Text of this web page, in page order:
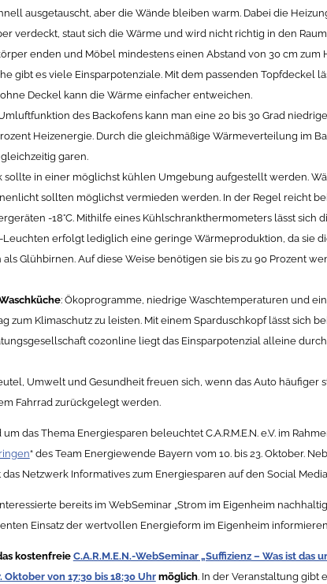
ausgetauscht, aber die Wände bleiben warm. Dabei die
verdeckt, staut sich die Wärme und wird nicht richtig in den
enden und Möbel mindestens einen Abstand von 30 cm zum
gibt es viele Einsparpotenziale. Mit dem passenden Topfdeckel
Deckel kann die Wärme einfacher entweichen.
des Backofens kann man eine 20 bis 30 Grad
Heizenergie. Durch die gleichmäßige Wärmeverteilung im
garen.
sollte in einer möglichst kühlen Umgebung aufgestellt werden.
sollten möglichst vermieden werden. In der Regel reicht
-18°C. Mithilfe eines Kühlschrankthermometers lässt sich
Leuchten erfolgt lediglich eine geringe Wärmeproduktion, da sie
Glühbirnen. Auf diese Weise benötigen sie bis zu 90 Prozent
: Ökoprogramme, niedrige Waschtemperaturen und
zum Klimaschutz zu leisten. Mit einem Sparduschkopf lässt sich
co2online liegt das Einsparpotenzial alleine
Umwelt und Gesundheit freuen sich, wenn das Auto häufiger
Fahrrad zurückgelegt werden.
das Thema Energiesparen beleuchtet C.A.R.M.E.N. e.V. im
“ des Team Energiewende Bayern vom 10. bis 23. Oktober.
Netzwerk Informatives zum Energiesparen auf den Social
bereits im WebSeminar „Strom im Eigenheim
Einsatz der wertvollen Energieform im Eigenheim
kostenfreieC.A.R.M.E.N.-WebSeminar „Suffizienz – Was ist das
Oktober von 17:30 bis 18:30 Uhrmöglich. In der Veranstaltung gibt